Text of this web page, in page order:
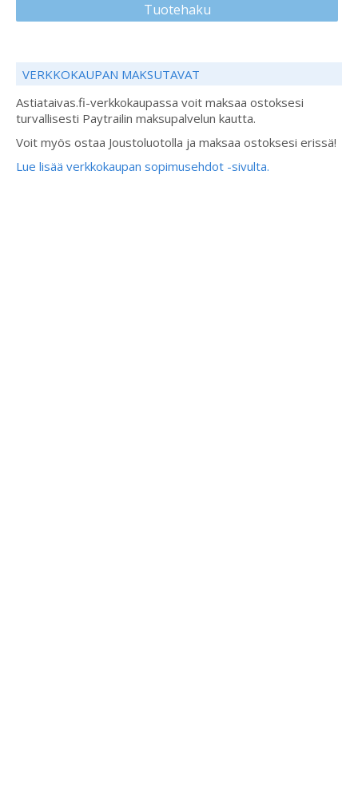
Tuotehaku
VERKKOKAUPAN MAKSUTAVAT
Astiataivas.fi-verkkokaupassa voit maksaa ostoksesi
turvallisesti Paytrailin maksupalvelun kautta.
Voit myös ostaa Joustoluotolla ja maksaa ostoksesi erissä!
Lue lisää verkkokaupan sopimusehdot -sivulta.